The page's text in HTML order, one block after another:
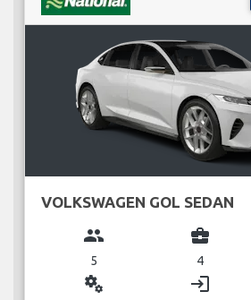
VOLKSWAGEN GOL SEDAN
group
5
business_center
4
miscellaneous_services login